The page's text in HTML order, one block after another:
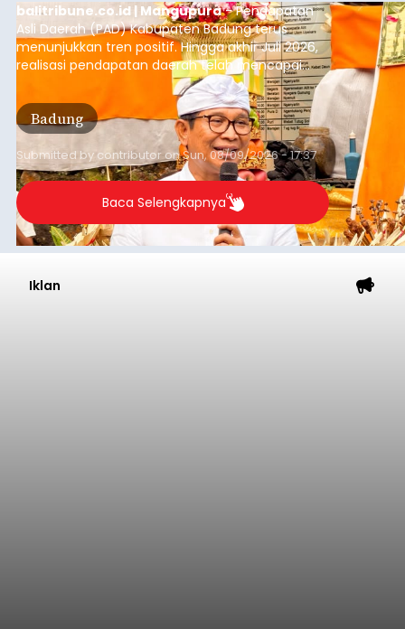
balitribune.co.id | Mangupura- Pendapatan
Asli Daerah (PAD) Kabupaten Badung terus
menunjukkan tren positif. Hingga akhir Juli 2026,
realisasi pendapatan daerah telah mencapai
Rp4,1 triliun atau rata-rata sekitar Rp730 miliar
per bulan, meningkat signifikan dibandingkan
rata-rata penerimaan sebelumnya yang berkisar
Rp350 miliar hingga Rp400 miliar per bulan.
Badung
Submitted by contributoronSun, 08/09/2026 - 17:37
Baca Selengkapnya
Iklan